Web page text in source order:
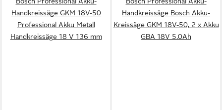
Handkreissäge GKM 18V-50
Professional Akku Metall
Handkreissäge 18 V 136 mm
Handkreissäge Bosch Akku-
Kreissäge GKM 18V-50, 2 x Akku
GBA 18V 5.0Ah